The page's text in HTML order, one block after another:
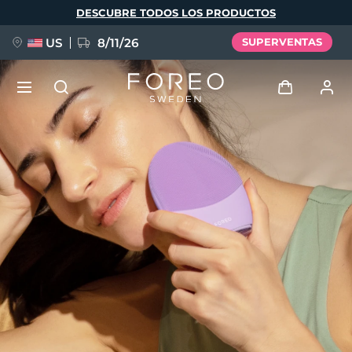
DESCUBRE TODOS LOS PRODUCTOS
US 8/11/26 SUPERVENTAS
Perfil de usuario
Mis dispositivos
Mis pedidos
Mis direcciones
Mis suscripciones
NUEVO
FAQ™ Pure Beauty-Tech Elixir
BREAKING NEWS
issa™ Teeth Whitening Set
Idioma
English Deutsch
Español
Français
Italiano
Português
Svenska
Русский
Türkçe
简体中文 繁體中文